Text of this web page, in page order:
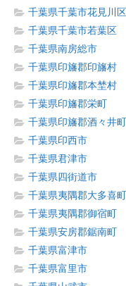
千葉県千葉市花見川区
千葉県千葉市若葉区
千葉県南房総市
千葉県印旛郡印旛村
千葉県印旛郡本埜村
千葉県印旛郡栄町
千葉県印旛郡酒々井町
千葉県印西市
千葉県君津市
千葉県四街道市
千葉県夷隅郡大多喜町
千葉県夷隅郡御宿町
千葉県安房郡鋸南町
千葉県富津市
千葉県富里市